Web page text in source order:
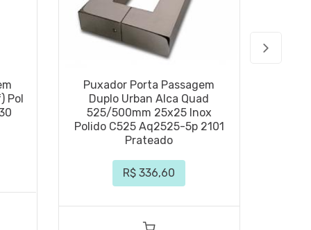
Pol
Puxador Porta Passagem
Duplo Urban Alca Quad
525/500mm 25x25 Inox
Polido C525 Aq2525-5p 2101
Prateado
R$ 336,60